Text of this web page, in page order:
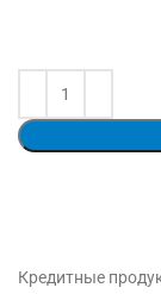
Кредитные